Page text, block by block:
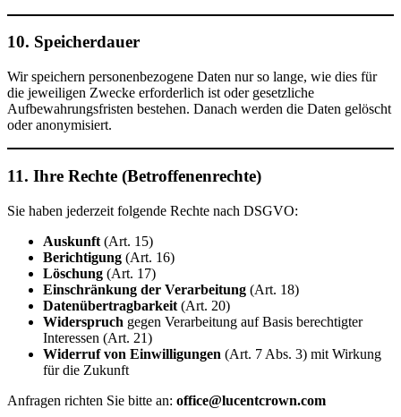
10. Speicherdauer
Wir speichern personenbezogene Daten nur so lange, wie dies für
die jeweiligen Zwecke erforderlich ist oder gesetzliche
Aufbewahrungsfristen bestehen. Danach werden die Daten gelöscht
oder anonymisiert.
11. Ihre Rechte (Betroffenenrechte)
Sie haben jederzeit folgende Rechte nach DSGVO:
Auskunft (Art. 15)
Berichtigung (Art. 16)
Löschung (Art. 17)
Einschränkung der Verarbeitung (Art. 18)
Datenübertragbarkeit (Art. 20)
Widerspruch gegen Verarbeitung auf Basis berechtigter
Interessen (Art. 21)
Widerruf von Einwilligungen (Art. 7 Abs. 3) mit Wirkung
für die Zukunft
Anfragen richten Sie bitte an: office@lucentcrown.com